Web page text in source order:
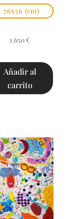
76x56 (cm)
1.650 €
Añadir al
carrito